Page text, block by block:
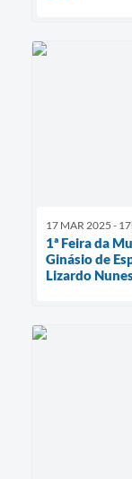
17 MAR 2025 -
1ª Feira da
Ginásio de
Lizardo